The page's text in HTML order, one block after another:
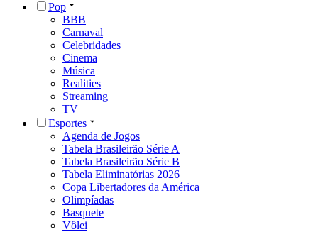
Pop
BBB
Carnaval
Celebridades
Cinema
Música
Realities
Streaming
TV
Esportes
Agenda de Jogos
Tabela Brasileirão Série A
Tabela Brasileirão Série B
Tabela Eliminatórias 2026
Copa Libertadores da América
Olimpíadas
Basquete
Vôlei